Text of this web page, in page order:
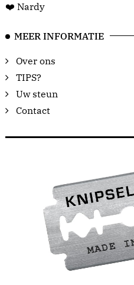
❤️ Nardy
MEER INFORMATIE
Over ons
TIPS?
Uw steun
Contact